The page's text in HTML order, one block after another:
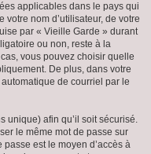
applicables dans le pays qui
nom d’utilisateur, de votre
par « Vieille Garde » durant
ou non, reste à la
vous pouvez choisir quelle
De plus, dans votre
de courriel par le
unique) afin qu’il soit sécurisé.
le même mot de passe sur
est le moyen d’accès à